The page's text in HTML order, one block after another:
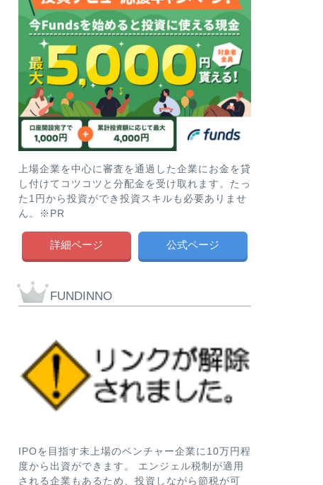
上場企業を中心に審査を通過した企業にお金を貸
し付けてコツコツと分配金を受け取れます。たっ
た1円から投資ができ投資スキルも必要ありませ
ん。※PR
詳細ページ 公式ページ
FUNDINNO
IPOを目指す未上場のベンチャー企業に10万円程
度から出資ができます。 エンジェル税制が適用
される企業もあるため、投資しながら節税が可